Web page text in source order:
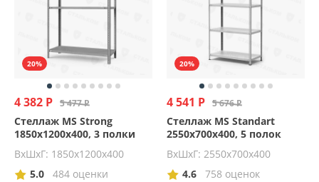
20%
4 382 Р 5 477 Р
Стеллаж MS Strong
1850х1200х400, 3 полки
ВхШхГ: 1850x1200x400
5.0
484 оценки
20%
4 541 Р 5 676 Р
Стеллаж MS Standart
2550х700х400, 5 полок
ВхШхГ: 2550x700x400
4.6
758 оценок